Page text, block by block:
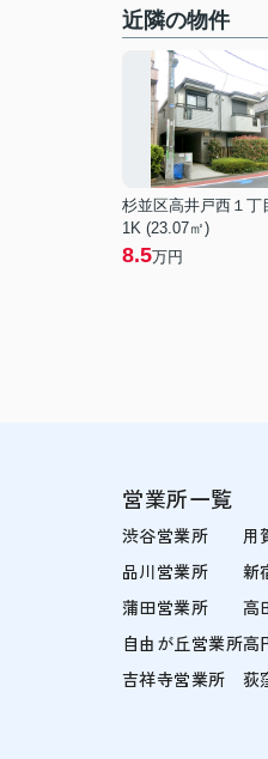
近隣の物件
杉並区高井戸西１丁
1K (23.07㎡)
8.5万円
営業所一覧
渋谷営業所
品川営業所
蒲田営業所
自由が丘営業所
吉祥寺営業所
用
新
高
高
荻